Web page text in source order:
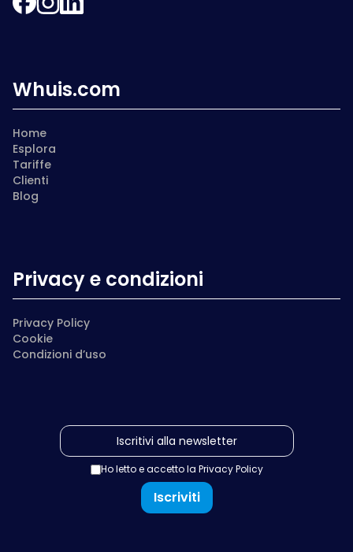
Whuis.com
Home
Esplora
Tariffe
Clienti
Blog
Privacy e condizioni
Privacy Policy
Cookie
Condizioni d’uso
Ho letto e accetto la Privacy Policy
Iscriviti